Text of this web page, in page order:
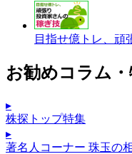
目指せ億トレ、頑
お勧めコラム
▸
株探トップ特集
▸
著名人コーナー 珠玉の